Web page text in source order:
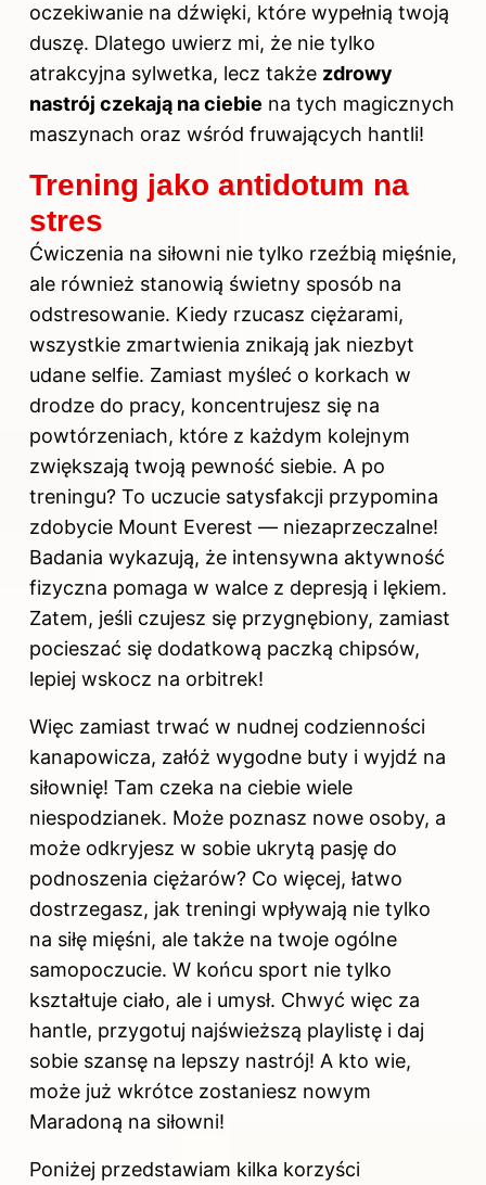
oczekiwanie na dźwięki, które wypełnią twoją
duszę. Dlatego uwierz mi, że nie tylko
atrakcyjna sylwetka, lecz także zdrowy
nastrój czekają na ciebie na tych magicznych
maszynach oraz wśród fruwających hantli!
Trening jako antidotum na
stres
Ćwiczenia na siłowni nie tylko rzeźbią mięśnie,
ale również stanowią świetny sposób na
odstresowanie. Kiedy rzucasz ciężarami,
wszystkie zmartwienia znikają jak niezbyt
udane selfie. Zamiast myśleć o korkach w
drodze do pracy, koncentrujesz się na
powtórzeniach, które z każdym kolejnym
zwiększają twoją pewność siebie. A po
treningu? To uczucie satysfakcji przypomina
zdobycie Mount Everest — niezaprzeczalne!
Badania wykazują, że intensywna aktywność
fizyczna pomaga w walce z depresją i lękiem.
Zatem, jeśli czujesz się przygnębiony, zamiast
pocieszać się dodatkową paczką chipsów,
lepiej wskocz na orbitrek!
Więc zamiast trwać w nudnej codzienności
kanapowicza, załóż wygodne buty i wyjdź na
siłownię! Tam czeka na ciebie wiele
niespodzianek. Może poznasz nowe osoby, a
może odkryjesz w sobie ukrytą pasję do
podnoszenia ciężarów? Co więcej, łatwo
dostrzegasz, jak treningi wpływają nie tylko
na siłę mięśni, ale także na twoje ogólne
samopoczucie. W końcu sport nie tylko
kształtuje ciało, ale i umysł. Chwyć więc za
hantle, przygotuj najświeższą playlistę i daj
sobie szansę na lepszy nastrój! A kto wie,
może już wkrótce zostaniesz nowym
Maradoną na siłowni!
Poniżej przedstawiam kilka korzyści